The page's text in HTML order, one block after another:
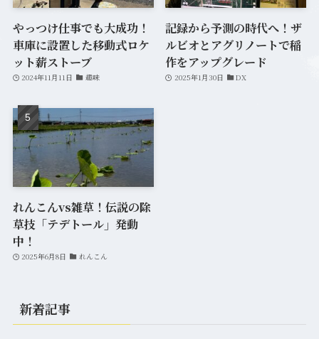
やっつけ仕事でも大成功！
車庫に設置した移動式ロケ
ット薪ストーブ
2024年11月11日 趣味
記録から予測の時代へ！ザ
ルビオとアグリノートで稲
作をアップグレード
2025年1月30日 DX
れんこんvs雑草！伝説の除
草技「テデトール」発動
中！
2025年6月8日 れんこん
新着記事